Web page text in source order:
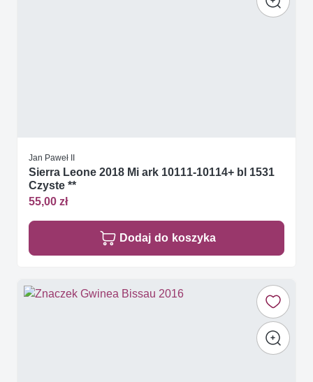
Jan Paweł II
Sierra Leone 2018 Mi ark 10111-10114+ bl 1531
Czyste **
55,00 zł
Dodaj do koszyka